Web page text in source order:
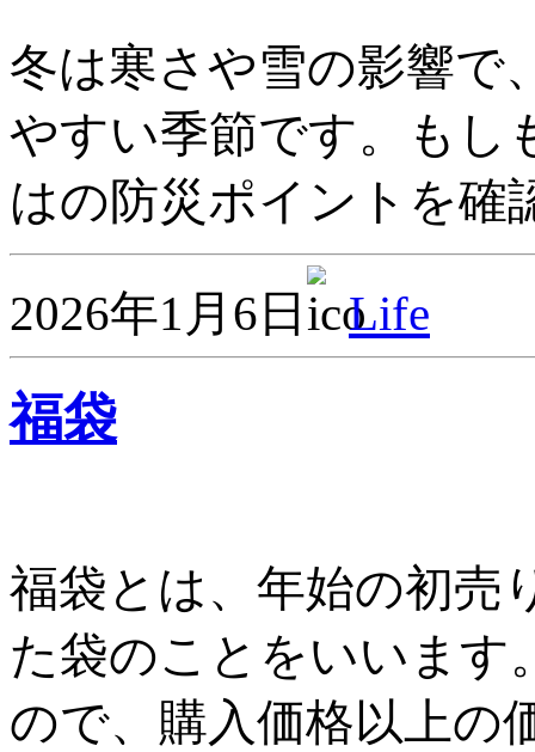
冬は寒さや雪の影響で
やすい季節です。もし
はの防災ポイントを
2026年1月6日 Life
福袋
福袋とは、年始の初売
た袋のことをいいます
ので、購入価格以上の